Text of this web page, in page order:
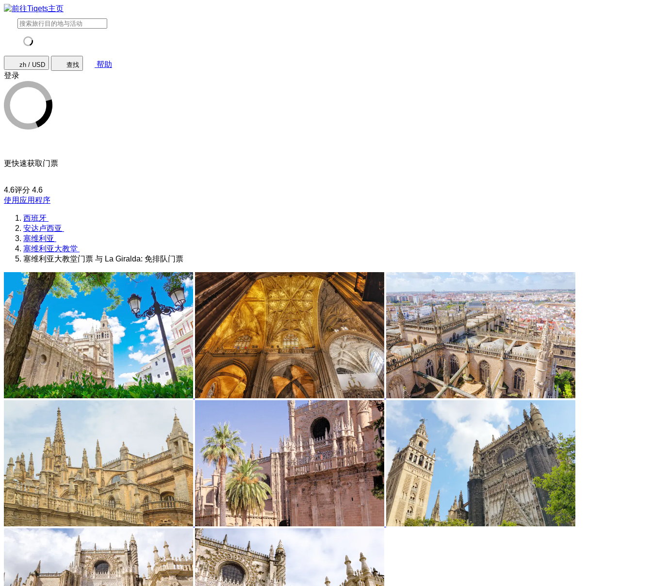
zh / USD 查找
帮助
登录
更快速获取门票
4.6评分 4.6
使用应用程序
西班牙
安达卢西亚
塞维利亚
塞维利亚大教堂
塞维利亚大教堂门票 与 La Giralda: 免排队门票